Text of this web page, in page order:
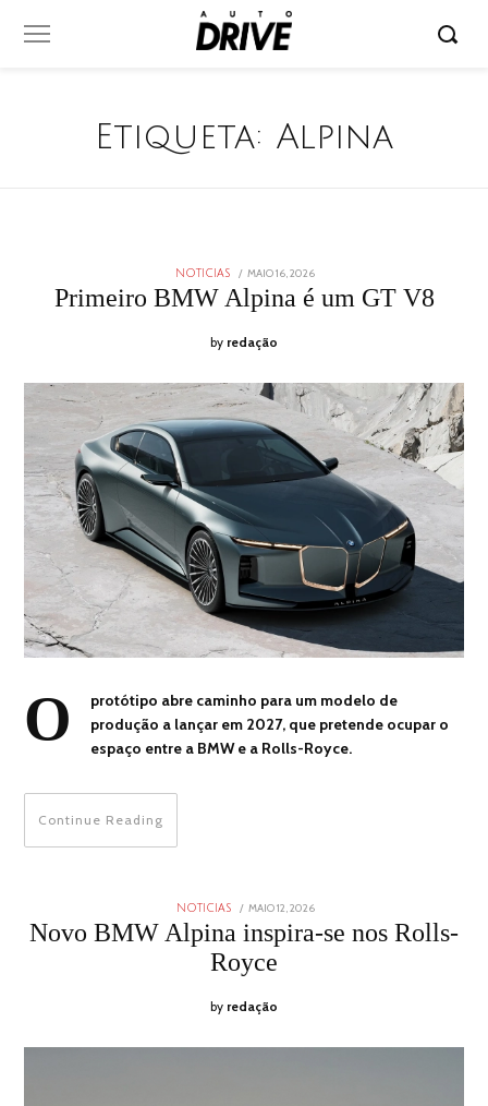
Etiqueta: Alpina
NOTICIAS
POSTED
ON
MAIO 16, 2026
2026
Primeiro BMW Alpina é um GT V8
by redação
O
protótipo abre caminho para um modelo de
produção a lançar em 2027, que pretende ocupar o
espaço entre a BMW e a Rolls-Royce.
Continue Reading
NOTICIAS
POSTED
ON
MAIO 12, 2026MAIO
2026
Novo BMW Alpina inspira-se nos Rolls-
Royce
by redação